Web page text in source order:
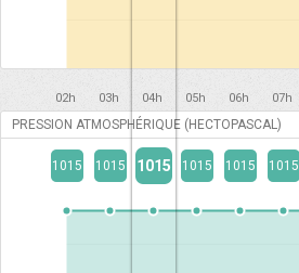
02h 03h 04h 05h 06h 07h
PRESSION ATMOSPHÉRIQUE (HECTOPASCAL)
1015 1015 1015 1015 1015 1015